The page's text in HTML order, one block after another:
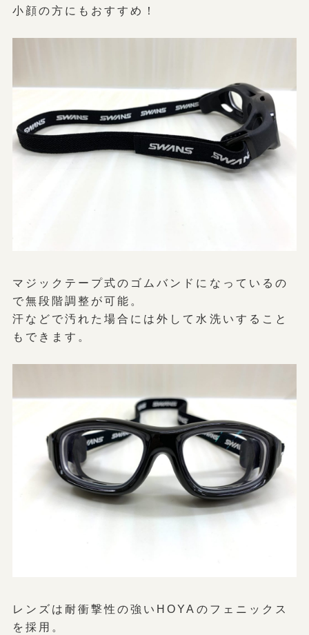
小顔の方にもおすすめ！
マジックテープ式のゴムバンドになっているの
で無段階調整が可能。
汗などで汚れた場合には外して水洗いすること
もできます。
レンズは耐衝撃性の強いHOYAのフェニックス
を採用。